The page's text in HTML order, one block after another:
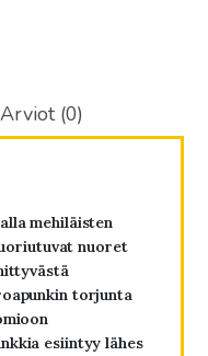
Arviot (0)
mehiläisten
nuoret
torjunta
esiintyy lähes